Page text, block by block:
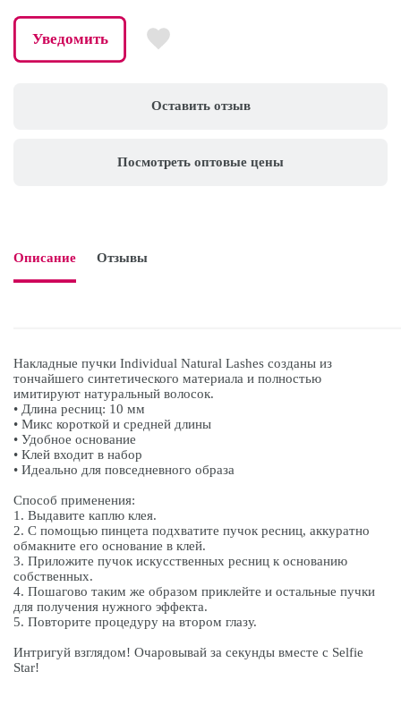
Оставить отзыв
Посмотреть оптовые цены
Уведомить
Описание Отзывы
Накладные пучки Individual Natural Lashes созданы из
тончайшего синтетического материала и полностью
имитируют натуральный волосок.
• Длина ресниц: 10 мм
• Микс короткой и средней длины
• Удобное основание
• Клей входит в набор
• Идеально для повседневного образа
Способ применения:
1. Выдавите каплю клея.
2. С помощью пинцета подхватите пучок ресниц, аккуратно
обмакните его основание в клей.
3. Приложите пучок искусственных ресниц к основанию
собственных.
4. Пошагово таким же образом приклейте и остальные пучки
для получения нужного эффекта.
5. Повторите процедуру на втором глазу.
Интригуй взглядом! Очаровывай за секунды вместе с Selfie
Star!